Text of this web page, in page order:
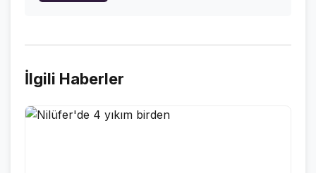
İlgili Haberler